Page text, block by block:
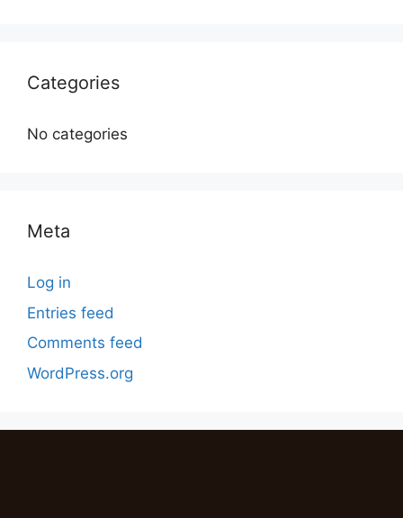
Categories
No categories
Meta
Log in
Entries feed
Comments feed
WordPress.org